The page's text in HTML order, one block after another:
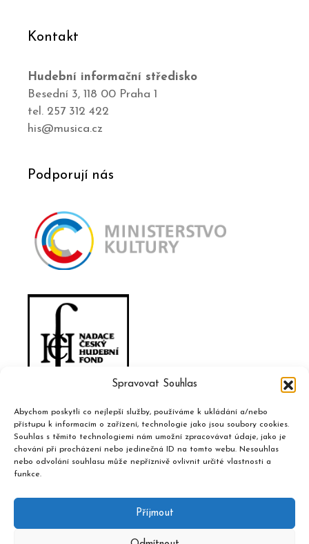
Spravovat Souhlas
Abychom poskytli co nejlepší služby, používáme k ukládání a/nebo
přístupu k informacím o zařízení, technologie jako jsou soubory cookies.
Souhlas s těmito technologiemi nám umožní zpracovávat údaje, jako je
chování při procházení nebo jedinečná ID na tomto webu. Nesouhlas
nebo odvolání souhlasu může nepříznivě ovlivnit určité vlastnosti a
funkce.
Příjmout
Kontakt
Hudební informační středisko
Besední 3, 118 00 Praha 1
tel. 257 312 422
his@musica.cz
Podporují nás